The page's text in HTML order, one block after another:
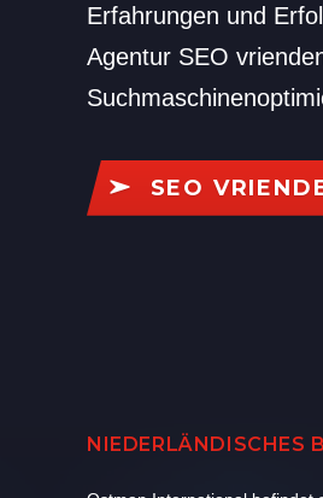
Erfahrungen und
Agentur SEO
SEO
NIEDERLÄNDISCHES